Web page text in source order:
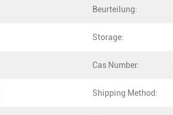
Beurteilung:
Storage:
Cas Number:
Shipping Method: